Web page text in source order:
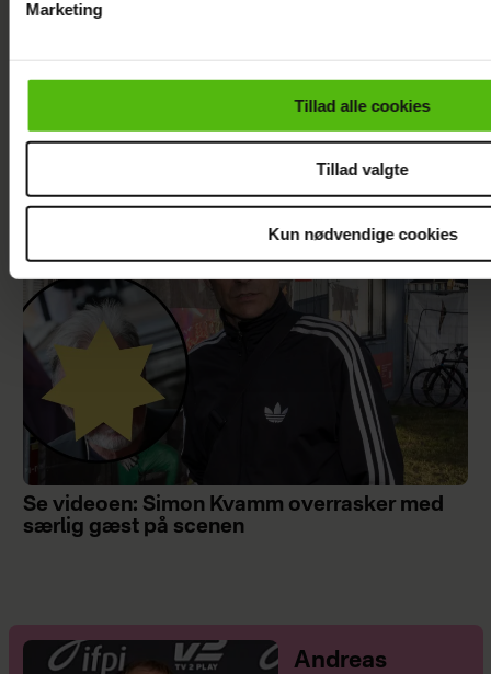
cookiepolitik.
Marketing
Tillad alle cookies
Tillad valgte
Kun nødvendige cookies
Sarah Grünewald om nyt TV 2-program: Vi
Se videoen: Simon Kvamm overrasker med
særlig gæst på scenen
Andreas